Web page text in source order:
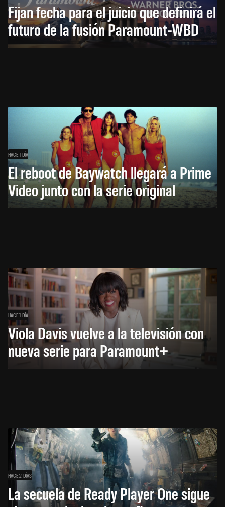
Fijan fecha para el juicio que definirá el
futuro de la fusión Paramount-WBD
HACE 1 DÍA
El reboot de Baywatch llegará a Prime
Video junto con la serie original
HACE 1 DÍA
Viola Davis vuelve a la televisión con
nueva serie para Paramount+
HACE 2 DÍAS
La secuela de Ready Player One sigue